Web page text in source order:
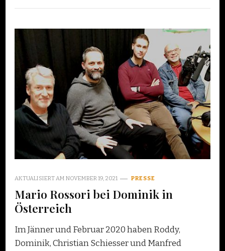
AKTUALISIERT AM NOVEMBER 19, 2021 PRESSE
Mario Rossori bei Dominik in
Österreich
Im Jänner und Februar 2020 haben Roddy,
Dominik, Christian Schiesser und Manfred